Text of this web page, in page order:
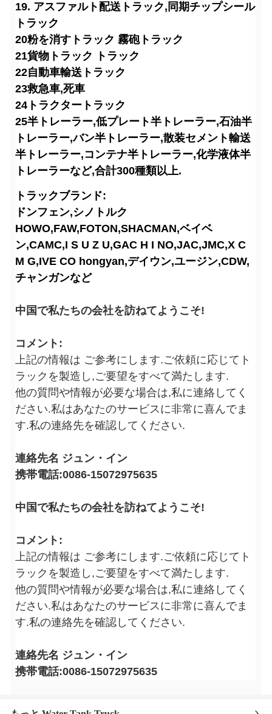
19. アスファルト配送トラック,同期チップシール
トラック
20粉を消すトラック 霧砲トラック
21貨物トラック トラック
22自動車輸送トラック
23救急車,死車
24トラクタートラック
25半トレーラー,低プレート半トレーラー,石油半
トレーラー,バン半トレーラー,散装セメント輸送
半トレーラー,コンテナ半トレーラー,化学液体半
トレーラーなど,合計300種類以上.
トラックブランド:
ドンフェン,シノトルク
HOWO,FAW,FOTON,SHACMAN,ベイベ
ン,CAMC,I S U Z U,GAC H I NO,JAC,JMC,X C
M G,IVE CO hongyan,デイウン,ユージン,CDW,
チャンガンなど
中国で私たちの会社を訪ねてようこそ!
コメント:
上記の情報は ご参考にします.ご依頼に応じてト
ラックを製造し,ご要望をすべて満たします.
他の質問や情報が必要な場合は,私に連絡してく
ださい.私はあなたのサービスに非常に喜んでま
す.私の連絡先を確認してください.
連絡先名 ジュン・イン
携帯電話:0086-15072975635
中国で私たちの会社を訪ねてようこそ!
コメント:
上記の情報は ご参考にします.ご依頼に応じてト
ラックを製造し,ご要望をすべて満たします.
他の質問や情報が必要な場合は,私に連絡してく
ださい.私はあなたのサービスに非常に喜んでま
す.私の連絡先を確認してください.
連絡先名 ジュン・イン
携帯電話:0086-15072975635